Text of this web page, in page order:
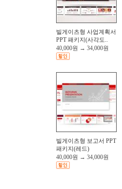
빌게이츠형 사업계획서
PPT 패키지(사각도..
40,000원 → 34,000원
빌게이츠형 보고서 PPT
패키지(레드)
40,000원 → 34,000원